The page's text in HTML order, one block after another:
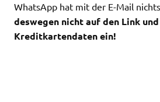
WhatsApp hat mit der E-Mail
deswegen nicht auf den Link
Kreditkartendaten ein!